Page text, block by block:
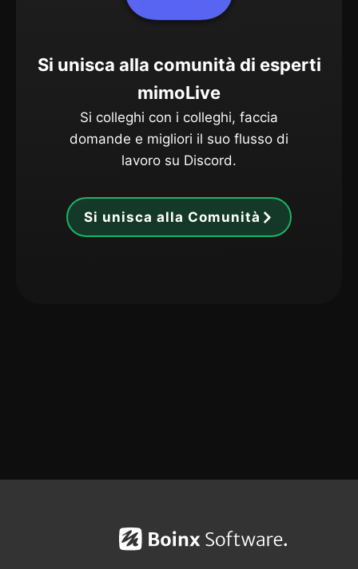
Si unisca alla comunità di esperti
mimoLive
Si colleghi con i colleghi, faccia
domande e migliori il suo flusso di
lavoro su Discord.
Si unisca alla Comunità